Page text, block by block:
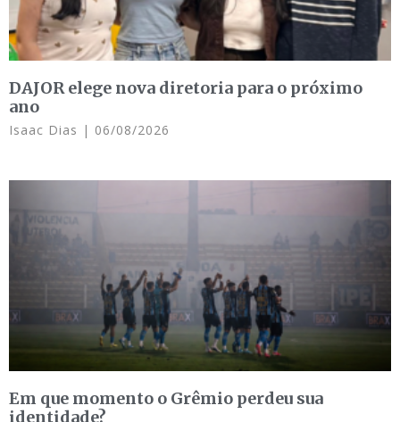
DAJOR elege nova diretoria para o próximo
ano
Isaac Dias 06/08/2026
Em que momento o Grêmio perdeu sua
identidade?